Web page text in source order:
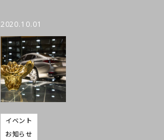
2020.10.01
イベント
お知らせ